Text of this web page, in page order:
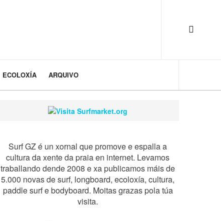
ECOLOXÍA ARQUIVO
Surf GZ é un xornal que promove e espalla a
cultura da xente da praia en internet. Levamos
traballando dende 2008 e xa publicamos máis de
5.000 novas de surf, longboard, ecoloxía, cultura,
paddle surf e bodyboard. Moitas grazas pola túa
visita.